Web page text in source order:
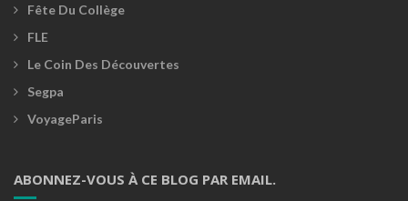
Fête Du Collège
FLE
Le Coin Des Découvertes
Segpa
VoyageParis
ABONNEZ-VOUS À CE BLOG PAR EMAIL.